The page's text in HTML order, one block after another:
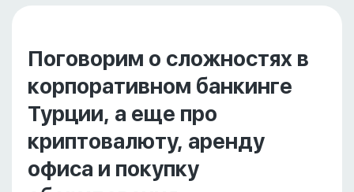
Поговорим о сложностях в
корпоративном банкинге
Турции, а еще про
криптовалюту, аренду
офиса и покупку